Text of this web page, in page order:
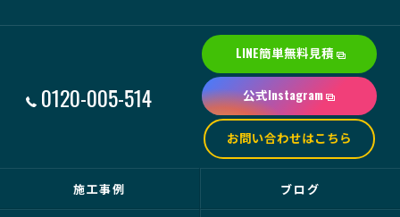
0120-005-514
LINE簡単無料見積
公式Instagram
お問い合わせはこちら
施工事例 ブログ